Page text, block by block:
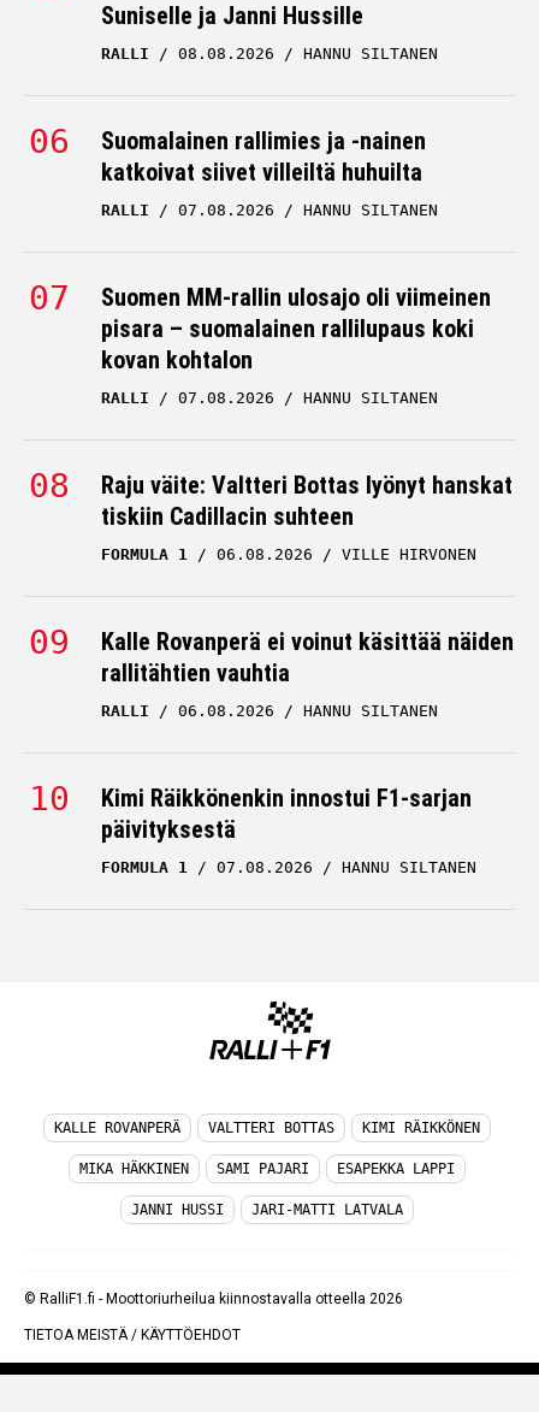
Suniselle ja Janni Hussille
RALLI 08.08.2026 HANNU SILTANEN
Suomalainen rallimies ja -nainen
katkoivat siivet villeiltä huhuilta
RALLI 07.08.2026 HANNU SILTANEN
Suomen MM-rallin ulosajo oli viimeinen
pisara – suomalainen rallilupaus koki
kovan kohtalon
RALLI 07.08.2026 HANNU SILTANEN
Raju väite: Valtteri Bottas lyönyt hanskat
tiskiin Cadillacin suhteen
FORMULA 1 06.08.2026 VILLE HIRVONEN
Kalle Rovanperä ei voinut käsittää näiden
rallitähtien vauhtia
RALLI 06.08.2026 HANNU SILTANEN
Kimi Räikkönenkin innostui F1-sarjan
päivityksestä
FORMULA 1 07.08.2026 HANNU SILTANEN
KALLE ROVANPERÄ VALTTERI BOTTAS KIMI RÄIKKÖNEN
MIKA HÄKKINEN SAMI PAJARI ESAPEKKA LAPPI
JANNI HUSSI JARI-MATTI LATVALA
© RalliF1.fi - Moottoriurheilua kiinnostavalla otteella 2026
TIETOA MEISTÄ/ KÄYTTÖEHDOT